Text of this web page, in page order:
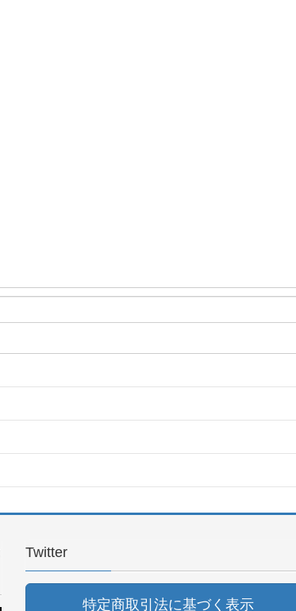
Twitter
特定商取引法に基づく表示